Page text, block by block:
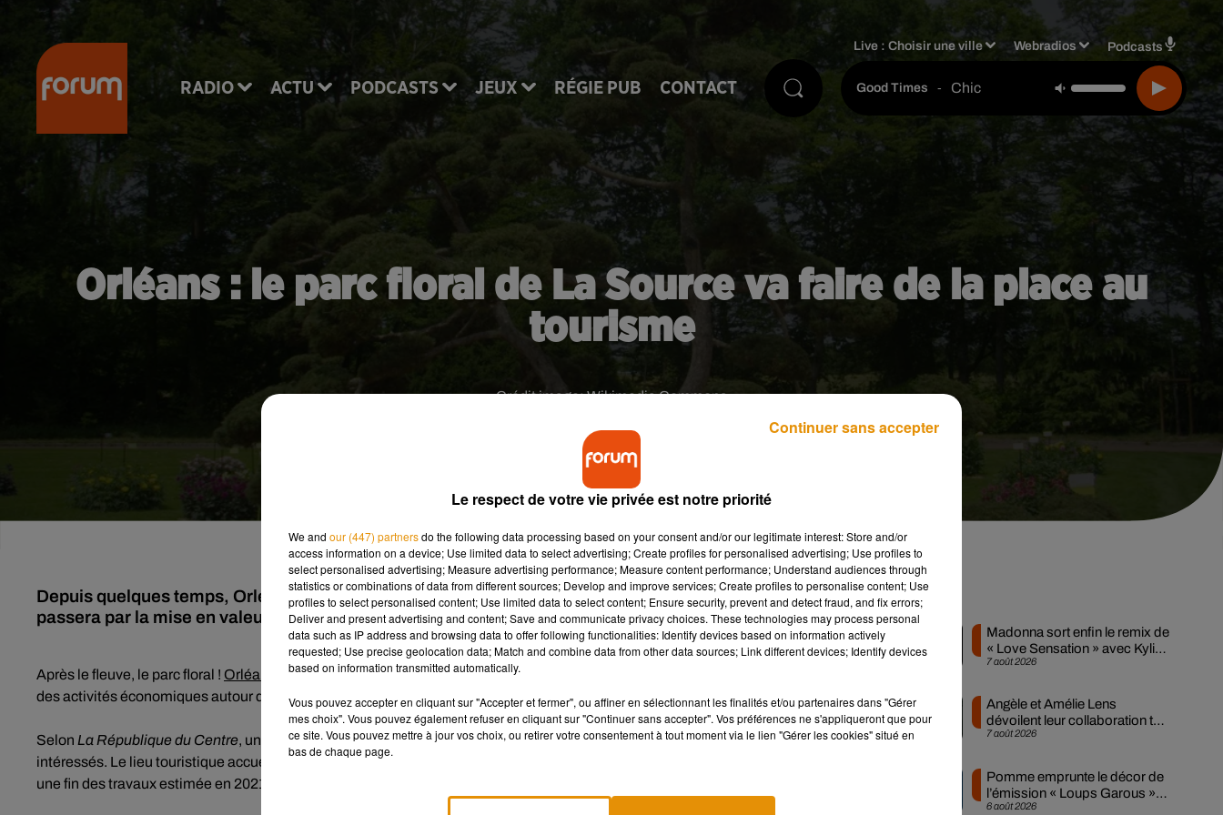
RADIO ACTU PODCASTS JEUX RÉGIE PUB CONTACT
Live :Choisir une ville Webradios Podcasts
Good Times - Chic
Orléans : le parc floral de La Source va faire de la place au
tourisme
Crédit image:Wikimedia Commons
Depuis quelques temps, Orléans souhaite développer son attractivité touristique ! Une ambition qui
passera par la mise en valeur du parc floral de La Source ⬦
Après le fleuve, le parc floral ! Orléans
souhaite continuer le développement de son attractivité. L’objectif actuel ? Développer
des activités économiques autour d’un pôle de visite. Soit, vous l'aurez compris, ledit parc.
Selon La République du Centre, un avis de sourçage a été lancé pour recueillir les projets des différents investisseurs
intéressés. Le lieu touristique accueillant plus de 110 000 visiteurs par an. Ces derniers seront sélectionnés en 2019, pour
une fin des travaux estimée en 2021.
Musique
7 août 2026
Madonna sort enfin le remix de
« Love Sensation » avec Kylie
Minogue
7 août 2026
Angèle et Amélie Lens
dévoilent leur collaboration tant
attendue
6 août 2026
Pomme emprunte le décor de
l’émission « Loups Garous »
pour son...
Le respect de votre vie privée est notre priorité
We and our (447) partnersdo the following data processing based on your consent and/or our legitimate interest: Store and/or
access information on a device; Use limited data to select advertising; Create profiles for personalised advertising; Use profiles to
select personalised advertising; Measure advertising performance; Measure content performance; Understand audiences through
statistics or combinations of data from different sources; Develop and improve services; Create profiles to personalise content; Use
profiles to select personalised content; Use limited data to select content; Ensure security, prevent and detect fraud, and fix errors;
Deliver and present advertising and content; Save and communicate privacy choices. These technologies may process personal
data such as IP address and browsing data to offer following functionalities: Identify devices based on information actively
requested; Use precise geolocation data; Match and combine data from other data sources; Link different devices; Identify devices
based on information transmitted automatically.
Vous pouvez accepter en cliquant sur "Accepter et fermer", ou affiner en sélectionnant les finalités et/ou partenaires dans "Gérer
mes choix". Vous pouvez également refuser en cliquant sur "Continuer sans accepter". Vos préférences ne s'appliqueront que pour
ce site. Vous pouvez mettre à jour vos choix, ou retirer votre consentement à tout moment via le lien "Gérer les cookies" situé en
bas de chaque page.
Continuer sans accepter